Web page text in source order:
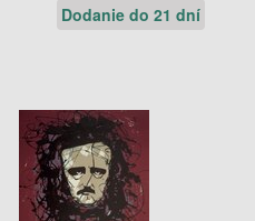
Dodanie do 21 dní